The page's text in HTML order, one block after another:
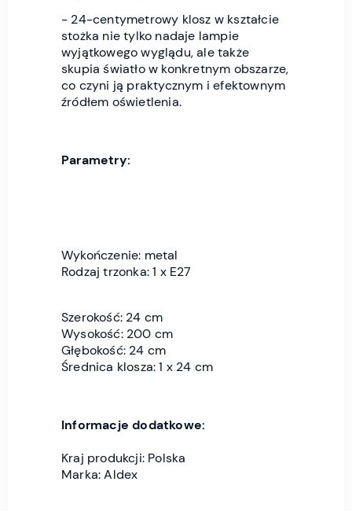
- 24-centymetrowy klosz w kształcie
stożka nie tylko nadaje lampie
wyjątkowego wyglądu, ale także
skupia światło w konkretnym obszarze,
co czyni ją praktycznym i efektownym
źródłem oświetlenia.
Parametry:
Wykończenie: metal
Rodzaj trzonka: 1 x E27
Szerokość: 24 cm
Wysokość: 200 cm
Głębokość: 24 cm
Średnica klosza: 1 x 24 cm
Informacje dodatkowe:
Kraj produkcji: Polska
Marka: Aldex